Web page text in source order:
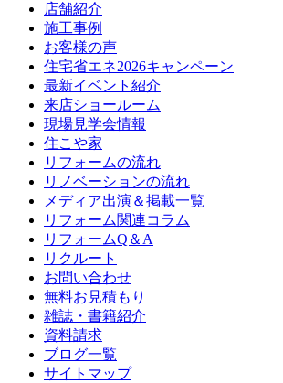
店舗紹介
施工事例
お客様の声
住宅省エネ2026キャンペーン
最新イベント紹介
来店ショールーム
現場見学会情報
住こや家
リフォームの流れ
リノベーションの流れ
メディア出演＆掲載一覧
リフォーム関連コラム
リフォームQ＆A
リクルート
お問い合わせ
無料お見積もり
雑誌・書籍紹介
資料請求
ブログ一覧
サイトマップ